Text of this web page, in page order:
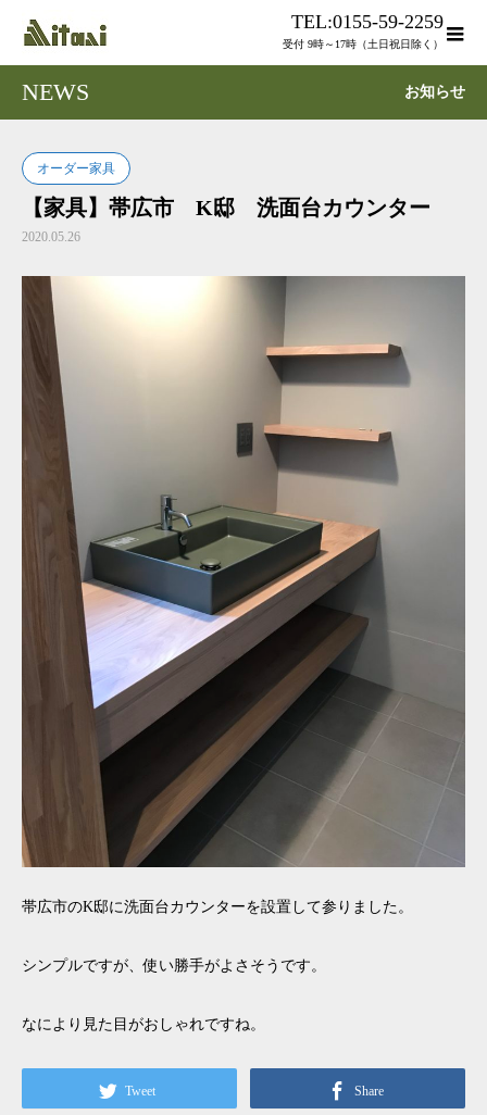
TEL:0155-59-2259
受付 9時～17時（土日祝日除く）
NEWS お知らせ
オーダー家具
【家具】帯広市 K邸 洗面台カウンター
2020.05.26
帯広市のK邸に洗面台カウンターを設置して参りました。
シンプルですが、使い勝手がよさそうです。
なにより見た目がおしゃれですね。
Tweet Share